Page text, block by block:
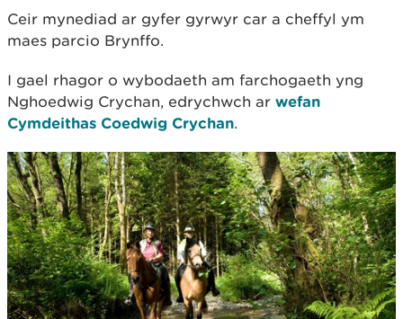
Ceir mynediad ar gyfer gyrwyr car a cheffyl ym
maes parcio Brynffo.
I gael rhagor o wybodaeth am farchogaeth yng
Nghoedwig Crychan, edrychwch ar wefan
Cymdeithas Coedwig Crychan.